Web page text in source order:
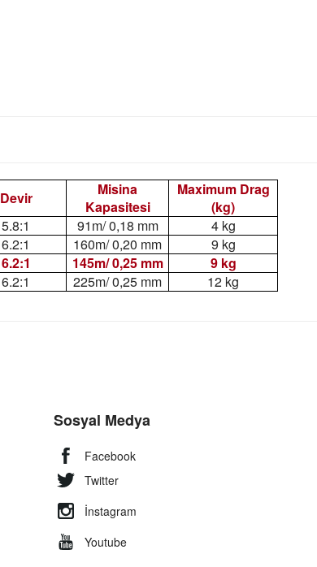
Devir
Misina
Kapasitesi
Maximum Drag
(kg)
5.8:1 91m/ 0,18 mm
4 kg
6.2:1 160m/ 0,20 mm
9 kg
6.2:1 145m/ 0,25 mm
9 kg
6.2:1 225m/ 0,25 mm 12 kg
Sosyal Medya
Facebook
Twitter
İnstagram
Youtube